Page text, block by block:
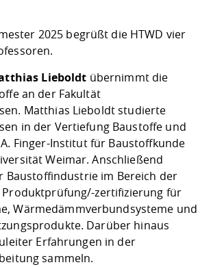
Study support
Studying in
Downloads
International
Management
Climate and
Protection
Friends
Committees and
mistry
Mechanical
Business
2025 begrüßt die HTWD vier
Lieboldt übernimmt die
an der Fakultät
Matthias Lieboldt studierte
in der Vertiefung Baustoffe und
Finger-Institut für Baustoffkunde
Weimar. Anschließend
Baustoffindustrie im Bereich der
zertifizierung für
Wärmedämmverbundsysteme und
Darüber hinaus
Erfahrungen in der
sammeln.